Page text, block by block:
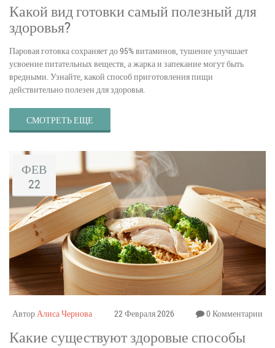
Какой вид готовки самый полезный для
здоровья?
Паровая готовка сохраняет до 95% витаминов, тушение улучшает
усвоение питательных веществ, а жарка и запекание могут быть
вредными. Узнайте, какой способ приготовления пищи
действительно полезен для здоровья.
СМОТРЕТЬ ЕЩЕ
ФЕВ
22
АвторАлиса Чернова 22 Февраля 2026 0 Комментарии
Какие существуют здоровые способы